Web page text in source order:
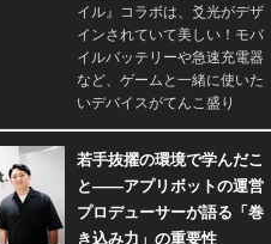
イル』コラボは、爻光がデザ
インされていて美しい！モバ
イルバッテリーや急速充電器
など、ゲームと一緒に使いた
いデバイスがてんこ盛り
若手抜擢の環境で学んだこ
と――アプリボットの運営
プロデューサーが語る「巻
き込み力」の重要性